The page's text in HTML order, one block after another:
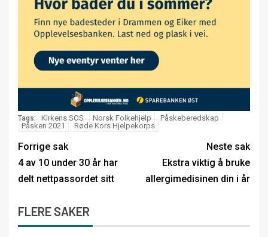
Tags: Kirkens SOS Norsk Folkehjelp
Påskeberedskap
Påsken 2021
Røde Kors Hjelpekorps
Forrige sak
4 av 10 under 30 år har
delt nettpassordet sitt
Neste sak
Ekstra viktig å bruke
allergimedisinen din i år
FLERE SAKER